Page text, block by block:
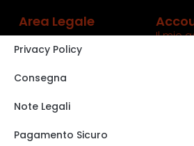
Area Legale
Privacy Policy
Consegna
Note Legali
Pagamento Sicuro
Il mio
VISITA IL NOSTRO